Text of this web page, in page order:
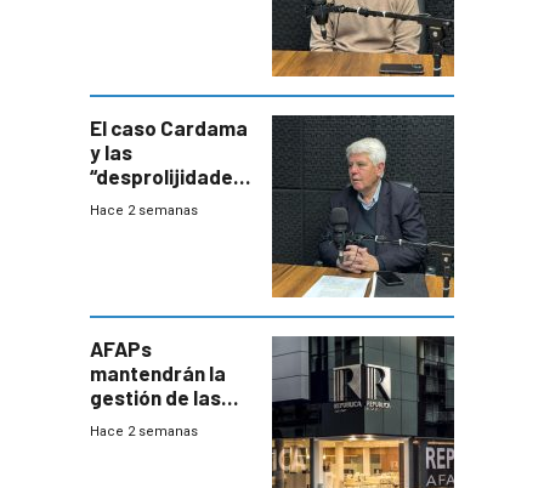
innovadora
El caso Cardama
y las
“desprolijidades”
que la
Hace 2 semanas
AFAPs
mantendrán la
gestión de las
cuentas
Hace 2 semanas